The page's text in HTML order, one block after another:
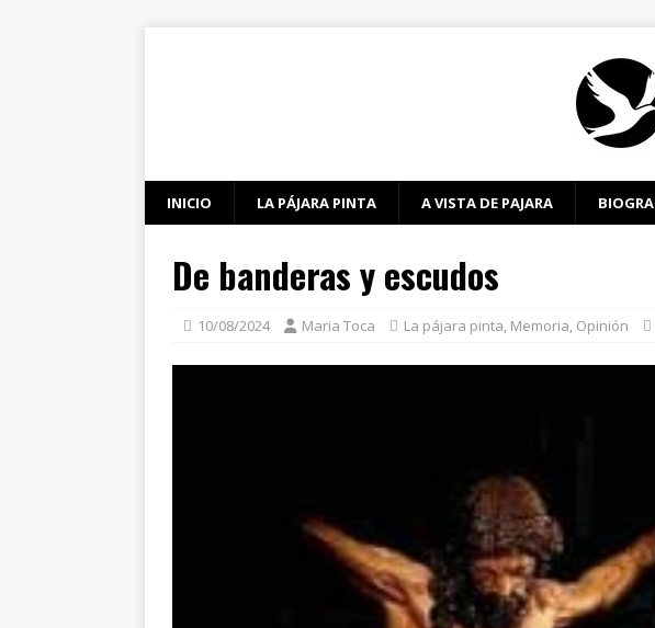
INICIO LA PÁJARA PINTA A VISTA DE PAJARA
De banderas y escudos
10/08/2024 Maria Toca La pájara pinta, Memoria, Opinión